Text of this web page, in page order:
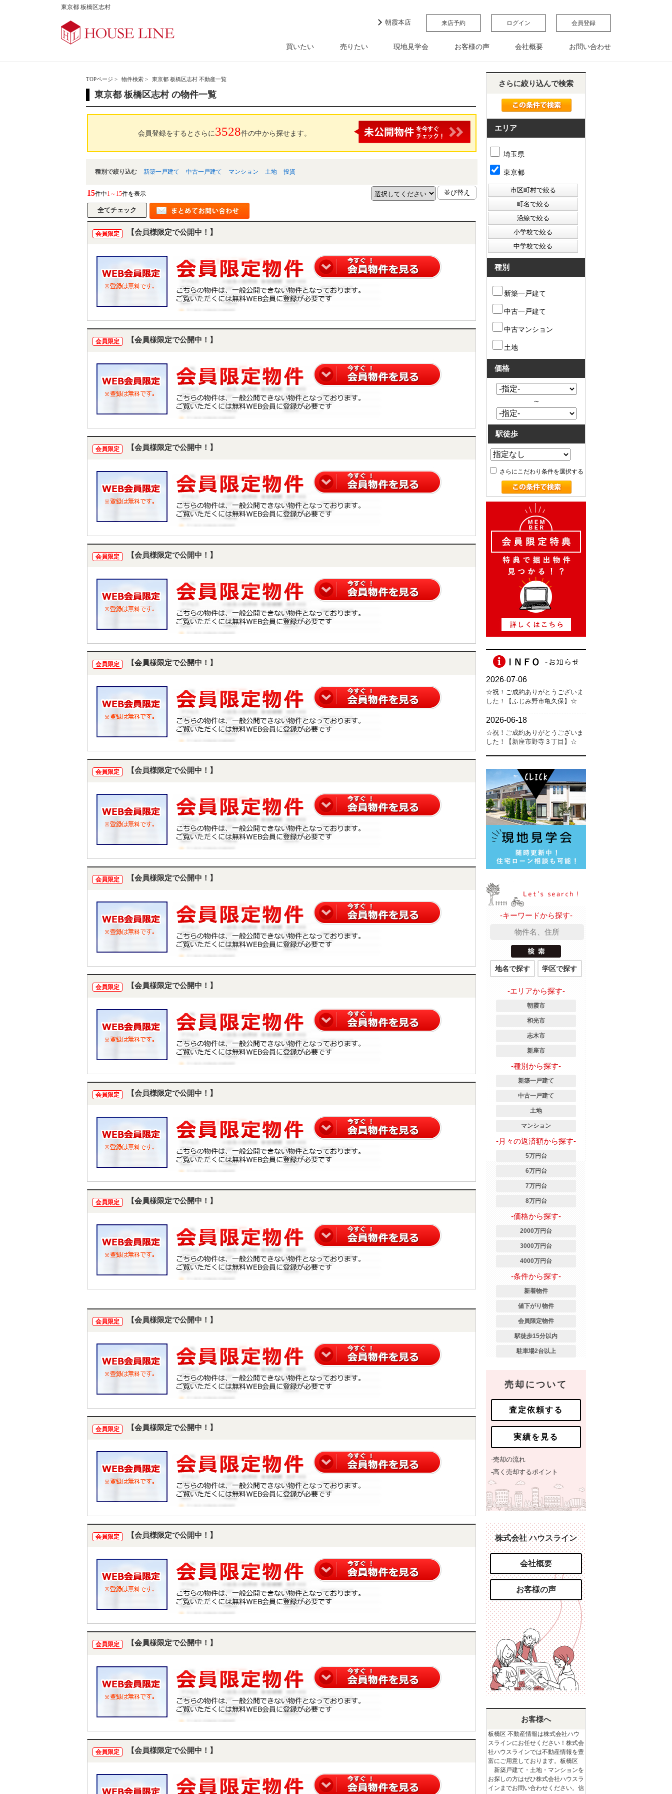
東京都 板橋区志村
朝霞本店 来店予約 ログイン 会員登録
買いたい 売りたい 現地見学会 お客様の声 会社概要 お問い合わせ
TOPページ > 物件検索 > 東京都 板橋区志村 不動産一覧
東京都 板橋区志村 の物件一覧
会員登録をするとさらに3528件の中から探せます。
種別で絞り込む 新築一戸建て 中古一戸建て マンション 土地 投資
15件中1～15件を表示
会員限定 【会員様限定で公開中！】
会員限定 【会員様限定で公開中！】
会員限定 【会員様限定で公開中！】
会員限定 【会員様限定で公開中！】
会員限定 【会員様限定で公開中！】
会員限定 【会員様限定で公開中！】
会員限定 【会員様限定で公開中！】
会員限定 【会員様限定で公開中！】
会員限定 【会員様限定で公開中！】
会員限定 【会員様限定で公開中！】
会員限定 【会員様限定で公開中！】
会員限定 【会員様限定で公開中！】
会員限定 【会員様限定で公開中！】
会員限定 【会員様限定で公開中！】
会員限定 【会員様限定で公開中！】
さらに絞り込んで検索
エリア
埼玉県
東京都
種別
新築一戸建て
中古一戸建て
中古マンション
土地
価格
～
駅徒歩
さらにこだわり条件を選択する
-キーワードから探す-
地名で探す 学区で探す
-エリアから探す-
朝霞市
和光市
志木市
新座市
-種別から探す-
新築一戸建て
中古一戸建て
土地
マンション
-月々の返済額から探す-
5万円台
6万円台
7万円台
8万円台
-価格から探す-
2000万円台
3000万円台
4000万円台
-条件から探す-
新着物件
値下がり物件
会員限定物件
駅徒歩15分以内
駐車場2台以上
売却について
査定依頼する
実績を見る
-売却の流れ
-高く売却するポイント
株式会社 ハウスライン
会社概要
お客様の声
お客様へ
板橋区 不動産情報は株式会社ハウ
スラインにお任せください！株式会
社ハウスラインでは不動産情報を豊
富にご用意しております。板橋区
新築戸建て・土地・マンションを
お探しの方はぜひ株式会社ハウスラ
インまでお問い合わせください。信